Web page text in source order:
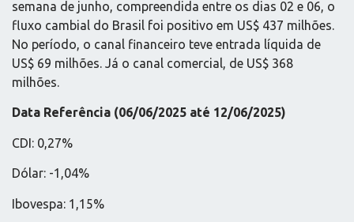
semana de junho, compreendida entre os dias 02 e 06, o
fluxo cambial do Brasil foi positivo em US$ 437 milhões.
No período, o canal financeiro teve entrada líquida de
US$ 69 milhões. Já o canal comercial, de US$ 368
milhões.
Data Referência (06/06/2025 até 12/06/2025)
CDI: 0,27%
Dólar: -1,04%
Ibovespa: 1,15%